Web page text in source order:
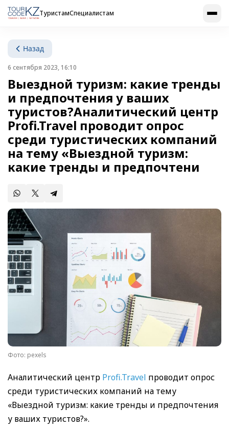
ТуристамСпециалистам
Назад
6 сентября 2023, 16:10
Выездной туризм: какие тренды
и предпочтения у ваших
туристов?Аналитический центр
Profi.Travel проводит опрос
среди туристических компаний
на тему «Выездной туризм:
какие тренды и предпочтени
Фото: pexels
Аналитический центр Profi.Travel проводит опрос
среди туристических компаний на тему
«Выездной туризм: какие тренды и предпочтения
у ваших туристов?».